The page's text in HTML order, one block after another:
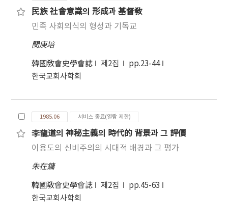
民族 社會意識의 形成과 基督敎
민족 사회의식의 형성과 기독교
閔庚培
韓國敎會史學會誌 제2집
pp.23-44
한국교회사학회
1985.06 서비스 종료(열람 제한)
李龍道의 神秘主義의 時代的 背景과 그 評價
이용도의 신비주의의 시대적 배경과 그 평가
朱在鏞
韓國敎會史學會誌 제2집
pp.45-63
한국교회사학회